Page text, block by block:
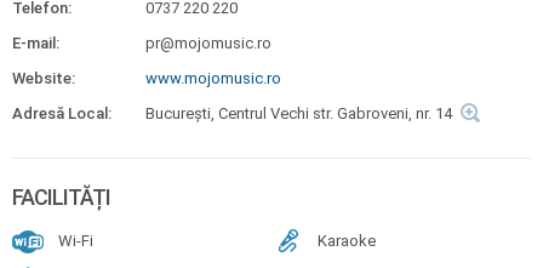
Telefon:
0737 220 220
E-mail:
pr@mojomusic.ro
Website:
www.mojomusic.ro
Adresă Local:
București, Centrul Vechi str. Gabroveni, nr. 14
FACILITĂȚI
Wi-Fi Karaoke